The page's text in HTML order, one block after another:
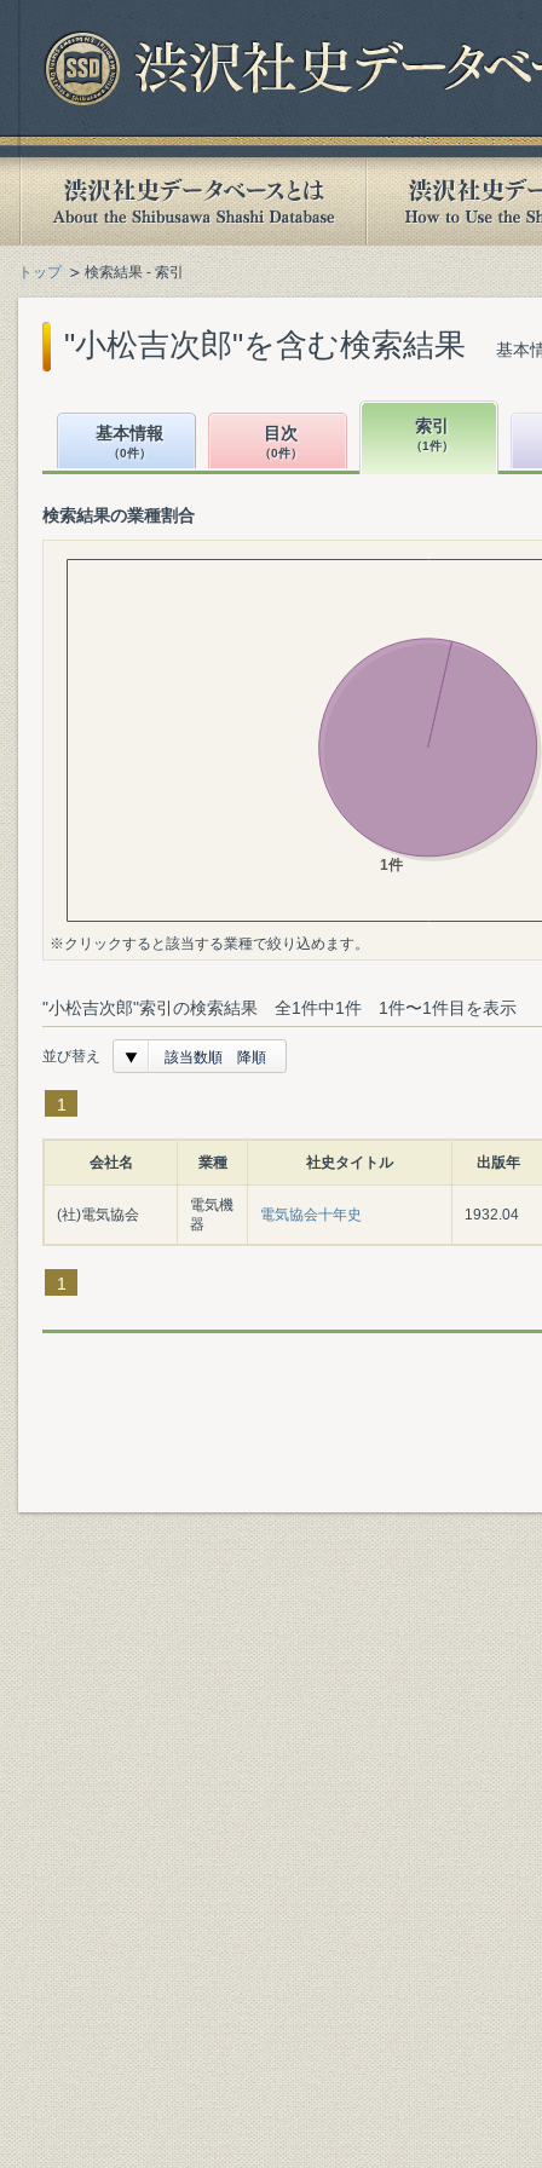
トップ 検索結果 - 索引
"小松吉次郎"を含む検索結果 基本
基本情報
（0件）
目次
（0件）
索引
（1件）
検索結果の業種割合
※クリックすると該当する業種で絞り込めます。
"小松吉次郎"索引の検索結果 全1件中1件 1件〜1件目を表示
並び替え 該当数順 降順
1
会社名 業種 社史タイトル 出版年
(社)電気協会
電気機
器
電気協会十年史 1932.04
1